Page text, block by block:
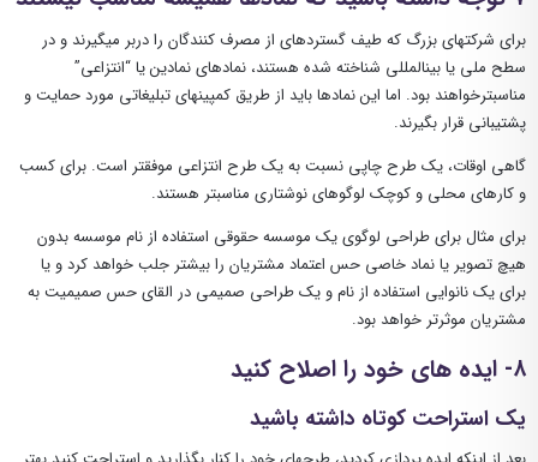
برای شرکتهای بزرگ که طیف گستردهای از مصرف کنندگان را دربر میگیرند و در
سطح ملی یا بینالمللی شناخته شده هستند، نمادهای نمادین یا “انتزاعی”
مناسبترخواهند بود. اما این نمادها باید از طریق کمپینهای تبلیغاتی مورد حمایت و
پشتیبانی قرار بگیرند.
گاهی اوقات، یک طرح چاپی نسبت به یک طرح انتزاعی موفقتر است. برای کسب
و کارهای محلی و کوچک لوگوهای نوشتاری مناسبتر هستند.
برای مثال برای طراحی لوگوی یک موسسه حقوقی استفاده از نام موسسه بدون
هیچ تصویر یا نماد خاصی حس اعتماد مشتریان را بیشتر جلب خواهد کرد و یا
برای یک نانوایی استفاده از نام و یک طراحی صمیمی در القای حس صمیمیت به
مشتریان موثرتر خواهد بود.
۸- ایده های خود را اصلاح کنید
یک استراحت کوتاه داشته باشید